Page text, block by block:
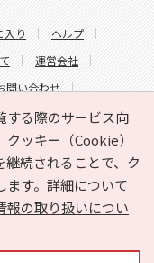
する際のサービス向
ッキー（Cookie）
続されることで、ク
ます。詳細について
報の取り扱いについ
入り
ヘルプ
運営会社
問い合わせ
合わせ
Reserved.